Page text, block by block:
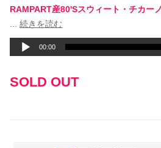
RAMPART産80'Sスウィート・チカー
続きを読む
声
プ
ー
00:00
SOLD OUT